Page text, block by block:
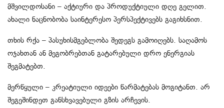
მშვილდოსანი – აქტიური და პროდუქტიული დღე გელით.
ახალი ნაცნობობა საინტერესო პერსპექტივებს გაგიხსნით.
თხის რქა – პასუხისმგებლობა შედეგს გამოიღებს. საღამოს
ოჯახთან ან მეგობრებთან გატარებული დრო ენერგიას
შეგმატებთ.
მერწყული – კრეატიული იდეები წარმატებას მოგიტანთ. არ
შეგეშინდეთ განსხვავებული გზის არჩევის.